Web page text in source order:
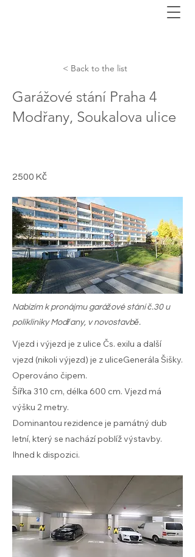
< Back to the list
Garážové stání Praha 4
Modřany, Soukalova ulice
2500 Kč
Nabízím k pronájmu garážové stání č.30 u
polikliniky Modřany, v novostavbě.
Vjezd i výjezd je z ulice Čs. exilu a další
vjezd (nikoli výjezd) je z uliceGenerála Šišky.
Operováno čipem.
Šířka 310 cm, délka 600 cm. Vjezd má
výšku 2 metry.
Dominantou rezidence je památný dub
letní, který se nachází poblíž výstavby.
Ihned k dispozici.